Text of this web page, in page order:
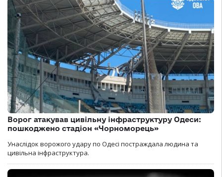
Ворог атакував цивільну інфраструктуру Одеси:
пошкоджено стадіон «Чорноморець»
Унаслідок ворожого удару по Одесі постраждала людина та
цивільна інфраструктура.